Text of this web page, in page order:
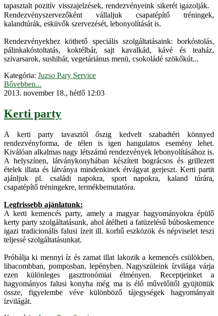
tapasztalt pozitív visszajelzések, rendezvényeink sikerét igazolják.
Rendezvényszervezőként vállaljuk csapatépítő tréningek,
kalandtúrák, esküvők szervezését, lebonyolítását is.
Rendezvényekhez köthető speciális szolgáltatásaink: borkóstolás,
pálinkakóstoltatás, koktélbár, sajt kavalkád, kávé és teaház,
szivarsarok, sushibár, vegetáriánus menü, csokoládé szökőkút...
Kategória: Juzso Pary Service
Bővebben...
2013. november 18., hétfő 12:03
Kerti party
A kerti party tavasztól őszig kedvelt szabadtéri könnyed
rendezvényforma, de télen is igen hangulatos esemény lehet.
Kiválóan alkalmas nagy létszámú rendezvények lebonyolításához is.
A helyszínen, látványkonyhában készített bográcsos és grillezett
ételek illata és látványa mindenkinek étvágyat gerjeszt. Kerti partit
ajánljuk pl. családi napokra, sport napokra, kaland túrára,
csapatépítő tréningekre, termékbemutatóra.
Legfrissebb ajánlatunk:
A kerti kemencés party, amely a magyar hagyományokra épülő
kerty party szolgáltatásunk, ahol átélheti a fatüzelésű búboskemence
igazi tradicionális falusi ízeit ill. korhű eszközök és népviselet teszi
teljessé szolgáltatásunkat.
Próbálja ki mennyi íz és zamat illat lakozik a kemencés csülökben,
libacombban, pomposban, lepényben. Nagyszüleink ízvilága várja
ezen különleges gasztronómiai élményen. Receptjeinket a
hagyományos falusi konyha még ma is élő művelőitől gyüjtöttük
össze, figyelembe véve különböző tájegységek hagyományait
ízvilágát.